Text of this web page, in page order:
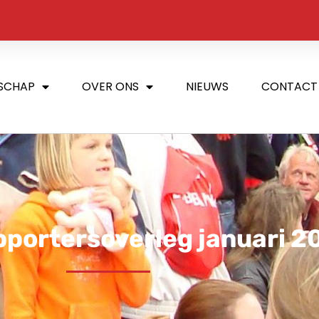
OVER ONS NIEUWS CONTACT
januari